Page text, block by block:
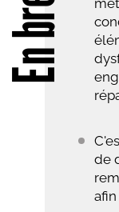
bref
de